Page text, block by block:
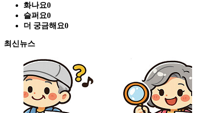
화나요0
슬퍼요0
더 궁금해요0
최신뉴스